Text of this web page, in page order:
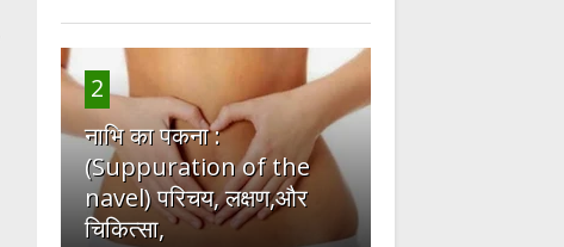
2
नाभि का पकना :
(Suppuration of the
navel) परिचय, लक्षण,और
चिकित्सा,